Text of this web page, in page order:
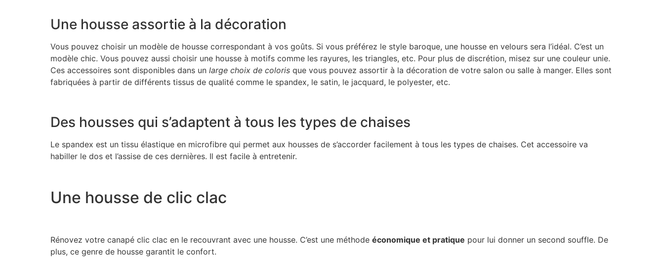
Une housse assortie à la décoration
Vous pouvez choisir un modèle de housse correspondant à vos goûts. Si vous préférez le style baroque, une housse en velours sera l’idéal. C’est un
modèle chic. Vous pouvez aussi choisir une housse à motifs comme les rayures, les triangles, etc. Pour plus de discrétion, misez sur une couleur unie.
Ces accessoires sont disponibles dans un large choix de coloris que vous pouvez assortir à la décoration de votre salon ou salle à manger. Elles sont
fabriquées à partir de différents tissus de qualité comme le spandex, le satin, le jacquard, le polyester, etc.
Des housses qui s’adaptent à tous les types de chaises
Le spandex est un tissu élastique en microfibre qui permet aux housses de s’accorder facilement à tous les types de chaises. Cet accessoire va
habiller le dos et l’assise de ces dernières. Il est facile à entretenir.
Une housse de clic clac
Rénovez votre canapé clic clac en le recouvrant avec une housse. C’est une méthode économique et pratique pour lui donner un second souffle. De
plus, ce genre de housse garantit le confort.